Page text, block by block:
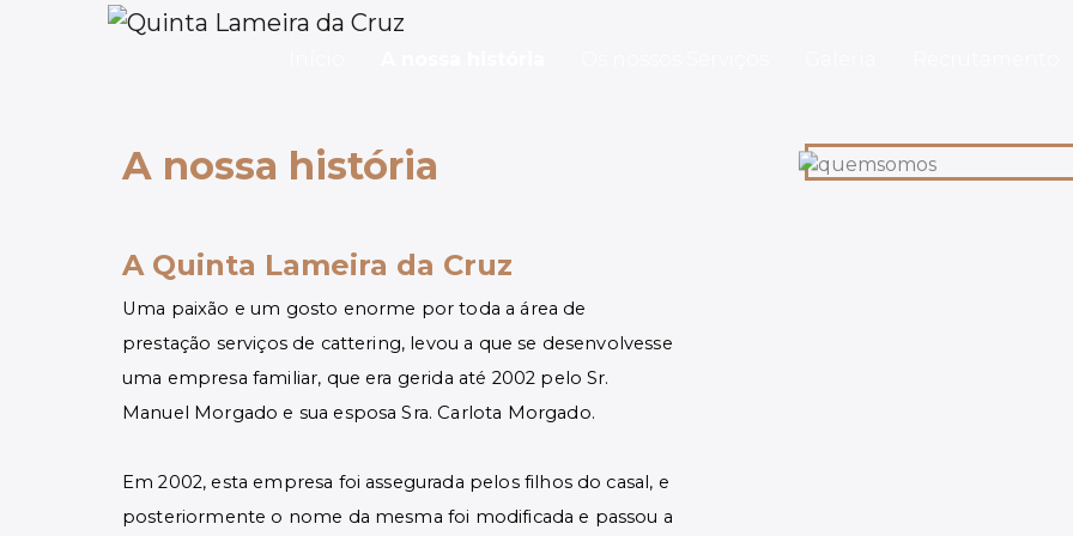
A nossa história
A Quinta Lameira da Cruz
Uma paixão e um gosto enorme por toda a área de
prestação serviços de cattering, levou a que se desenvolvesse
uma empresa familiar, que era gerida até 2002 pelo Sr.
Manuel Morgado e sua esposa Sra. Carlota Morgado.
Em 2002, esta empresa foi assegurada pelos filhos do casal, e
posteriormente o nome da mesma foi modificada e passou a